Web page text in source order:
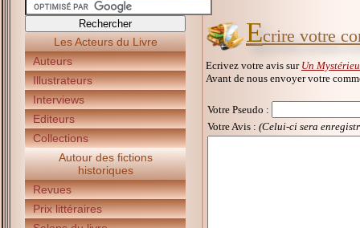
Les Acteurs du Livre
Auteurs
Illustrateurs
Interviews
Editeurs
Collections
Autour des fictions
historiques
Revues
Prix littéraires
Ecrire votre
Ecrivez votre avis sur Un
Avant de nous envoyer votre
Votre Pseudo :
Votre Avis : (Celui-ci sera